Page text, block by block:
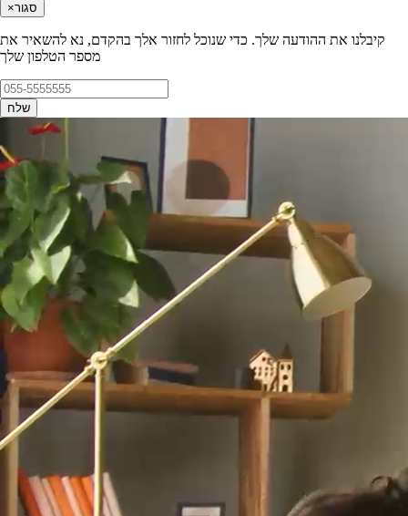
×סגור
קיבלנו את ההודעה שלך. כדי שנוכל לחזור אלך בהקדם, נא להשאיר את
מספר הטלפון שלך
שלח